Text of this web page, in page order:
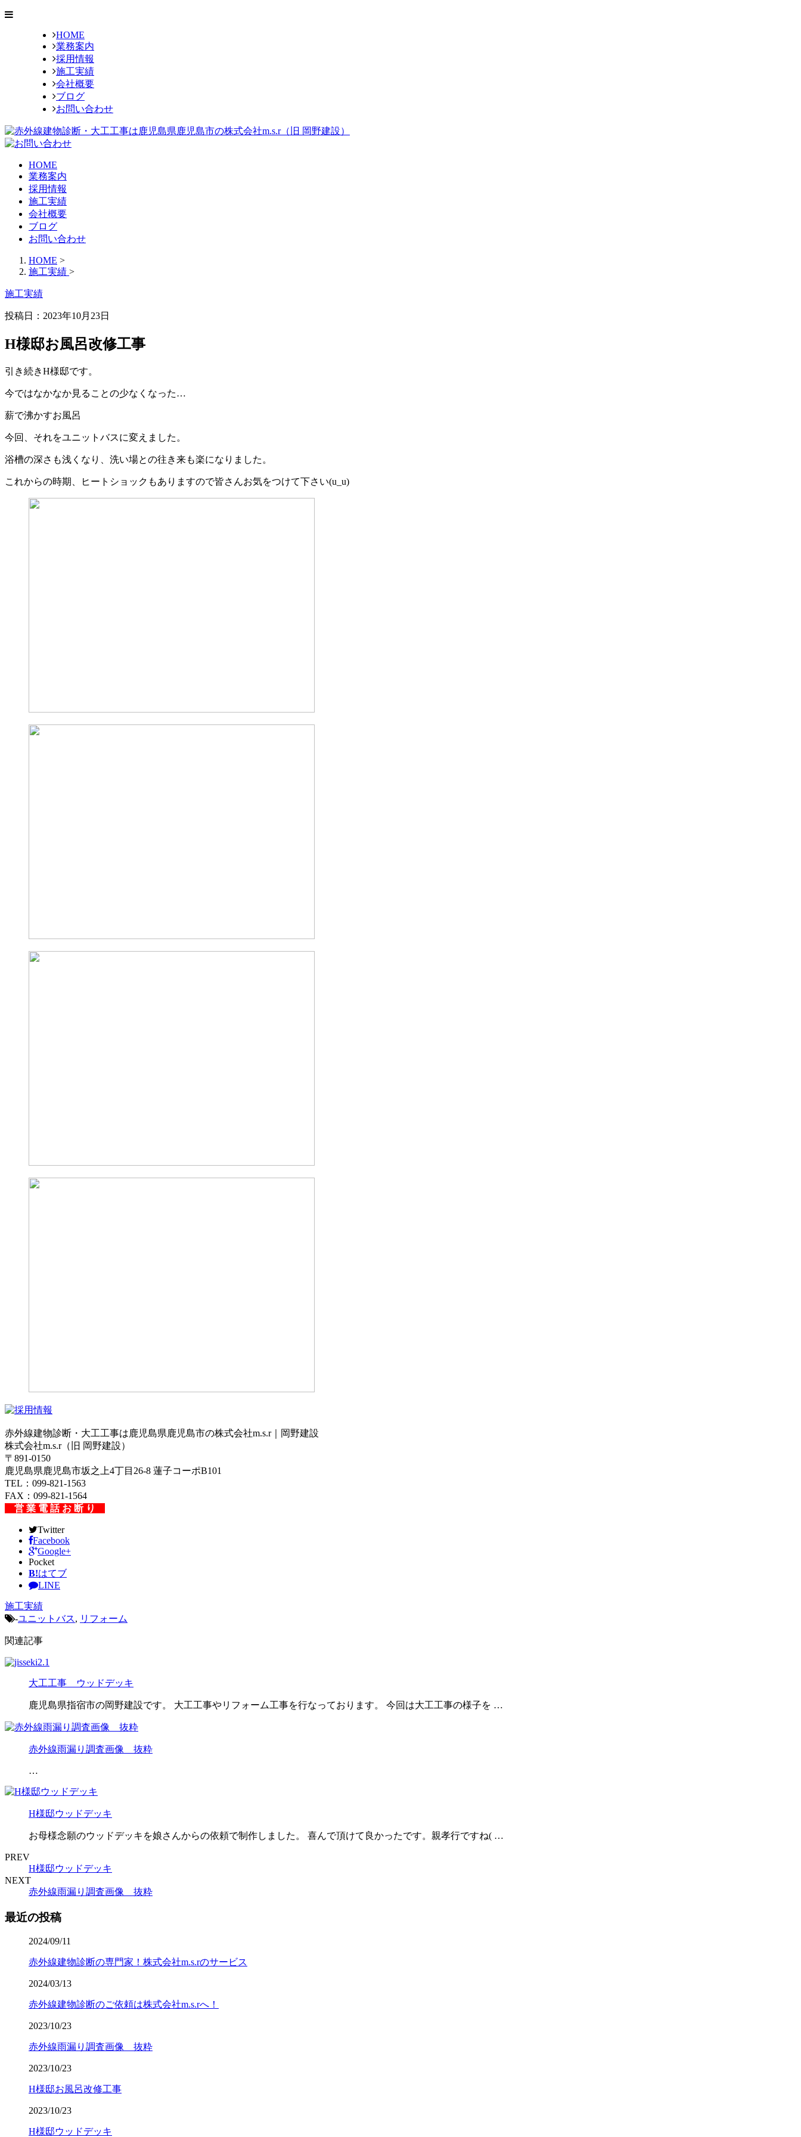
HOME
業務案内
採用情報
施工実績
会社概要
ブログ
お問い合わせ
HOME
業務案内
採用情報
施工実績
会社概要
ブログ
お問い合わせ
HOME >
施工実績 >
施工実績
投稿日：2023年10月23日
H様邸お風呂改修工事
引き続きH様邸です。
今ではなかなか見ることの少なくなった…
薪で沸かすお風呂
今回、それをユニットバスに変えました。
浴槽の深さも浅くなり、洗い場との往き来も楽になりました。
これからの時期、ヒートショックもありますので皆さんお気をつけて下さい(u_u)
赤外線建物診断・大工工事は鹿児島県鹿児島市の株式会社m.s.r｜岡野建設
株式会社m.s.r（旧 岡野建設）
〒891-0150
鹿児島県鹿児島市坂之上4丁目26-8 蓮子コーポB101
TEL：099-821-1563
FAX：099-821-1564
営 業 電 話 お 断 り
Twitter
Facebook
Google+
Pocket
B!はてブ
LINE
施工実績
-ユニットバス, リフォーム
関連記事
大工工事 ウッドデッキ
鹿児島県指宿市の岡野建設です。 大工工事やリフォーム工事を行なっております。 今回は大工工事の様子を …
赤外線雨漏り調査画像 抜粋
…
H様邸ウッドデッキ
お母様念願のウッドデッキを娘さんからの依頼で制作しました。 喜んで頂けて良かったです。親孝行ですね( …
PREV
H様邸ウッドデッキ
NEXT
赤外線雨漏り調査画像 抜粋
最近の投稿
2024/09/11
赤外線建物診断の専門家！株式会社m.s.rのサービス
2024/03/13
赤外線建物診断のご依頼は株式会社m.s.rへ！
2023/10/23
赤外線雨漏り調査画像 抜粋
2023/10/23
H様邸お風呂改修工事
2023/10/23
H様邸ウッドデッキ